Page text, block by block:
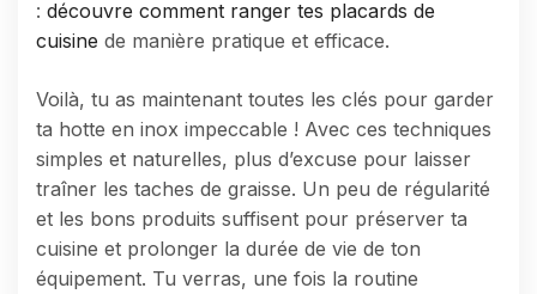
: découvre comment ranger tes placards de
cuisine de manière pratique et efficace.
Voilà, tu as maintenant toutes les clés pour garder
ta hotte en inox impeccable ! Avec ces techniques
simples et naturelles, plus d’excuse pour laisser
traîner les taches de graisse. Un peu de régularité
et les bons produits suffisent pour préserver ta
cuisine et prolonger la durée de vie de ton
équipement. Tu verras, une fois la routine